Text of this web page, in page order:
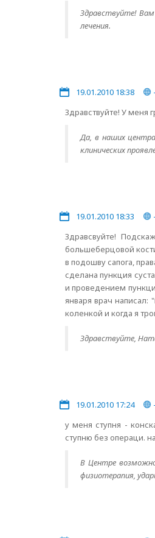
Здравствуйте!
лечения.
19.01.2010 18:38 -
Здравствуйте! У меня
Да, в наших
клинических
19.01.2010 18:33 -
Здравсвуйте!
большеберцовой
в подошву сапога,
сделана пункция
и проведением
января врач
коленкой и когда я
Здравствуйте,
19.01.2010 17:24 -
у меня ступня -
ступню без операци.
В Центре
физиотерапия,